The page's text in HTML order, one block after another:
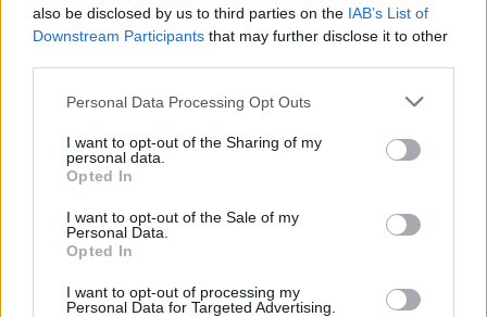
also be disclosed by us to third parties on the IAB’s List of
Downstream Participants that may further disclose it to other
Please note that this website/app uses one or more Google
not limited to your visit or usage behaviour. You may click to
grant or deny consent to Google and its third-party tags to
use your data for below specified purposes in below Google
consent section.
Personal Data Processing Opt Outs
I want to opt-out of the Sharing of my
personal data.
Opted In
I want to opt-out of the Sale of my
Personal Data.
Opted In
I want to opt-out of processing my
Personal Data for Targeted Advertising.
Survivor: Η αποχώρηση του Νίκου Αντωνόπουλου και οι
εκκλήσεις των μπλε που δεν εισακούστηκαν – Δείτε
βίντεο
Ο «Ντάνος» Εμμανουήλ, το μένος που έγινε σθένος,
ο τραυματισμός της Μαίη, η επιστροφή του Άρη, ο
χορτοφάγος που έτρωγε κρέας και το έπαθλο που
τους… γκάστρωσε